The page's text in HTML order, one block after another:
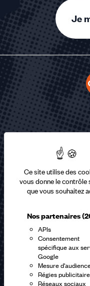
Ce site utilise des
vous donne le contrôle
que vous souhaitez
Nos partenaires
APIs
Consentement
spécifique aux
Google
Mesure
Régies
Réseaux sociaux
Je
Abonnez-
En m'inscrivant à la
lapolitique